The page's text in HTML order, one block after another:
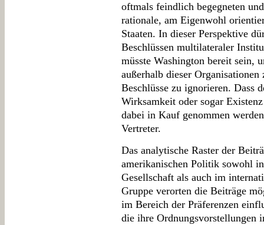
oftmals feindlich begegneten
rationale, am Eigenwohl
Staaten. In dieser Perspektive
Beschlüssen multilateraler
müsste Washington bereit sein,
außerhalb dieser
Beschlüsse zu ignorieren. Dass
Wirksamkeit oder sogar
dabei in Kauf genommen
Vertreter.
Das analytische Raster der
amerikanischen Politik sowohl
Gesellschaft als auch im
Gruppe verorten die Beiträge
im Bereich der Präferenzen
die ihre Ordnungsvorstellungen